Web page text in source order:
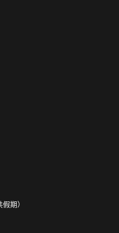
期）